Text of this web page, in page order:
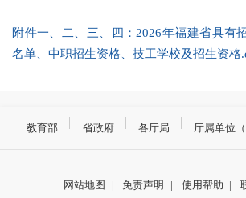
附件一、二、三、四：2026年福建省具有
名单、中职招生资格、技工学校及招生资格
教育部 省政府 各厅局 厅属单位（
网站地图 | 免责声明 | 使用帮助 |